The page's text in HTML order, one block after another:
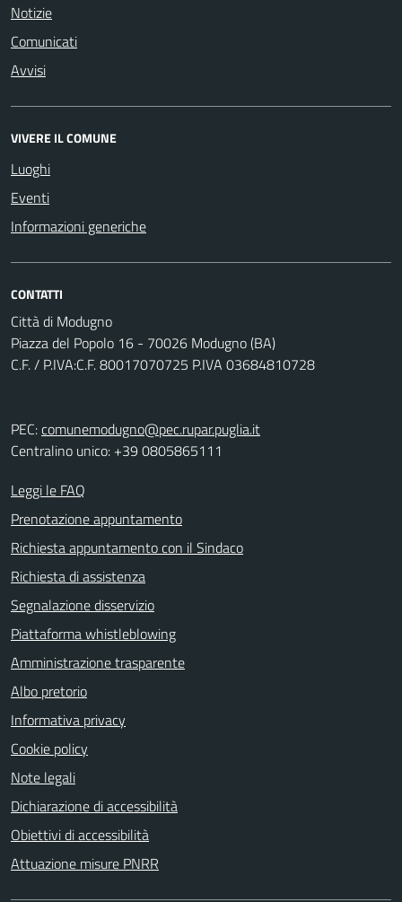
Notizie
Comunicati
Avvisi
VIVERE IL COMUNE
Luoghi
Eventi
Informazioni generiche
CONTATTI
Città di Modugno
Piazza del Popolo 16 - 70026 Modugno (BA)
C.F. / P.IVA:C.F. 80017070725 P.IVA 03684810728
PEC:comunemodugno@pec.rupar.puglia.it
Centralino unico: +39 0805865111
Leggi le FAQ
Prenotazione appuntamento
Richiesta appuntamento con il Sindaco
Richiesta di assistenza
Segnalazione disservizio
Piattaforma whistleblowing
Amministrazione trasparente
Albo pretorio
Informativa privacy
Cookie policy
Note legali
Dichiarazione di accessibilità
Obiettivi di accessibilità
Attuazione misure PNRR